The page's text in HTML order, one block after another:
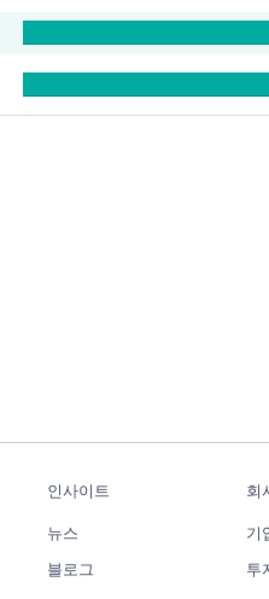
인사이트
뉴스
블로그
회
기
투